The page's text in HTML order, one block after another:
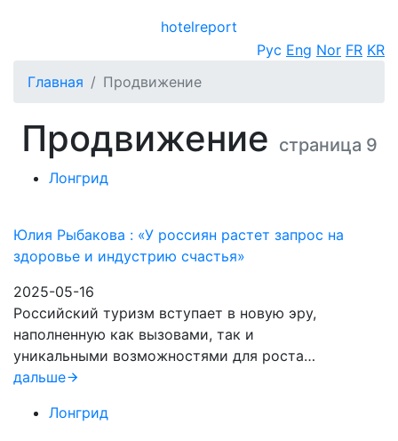
hotelreport
Рус Eng Nor FR KR
Главная
Продвижение
Продвижение страница 9
Лонгрид
Юлия Рыбакова : «У россиян растет запрос на
здоровье и индустрию счастья»
2025-05-16
Российский туризм вступает в новую эру,
наполненную как вызовами, так и
уникальными возможностями для роста…
дальше
Лонгрид